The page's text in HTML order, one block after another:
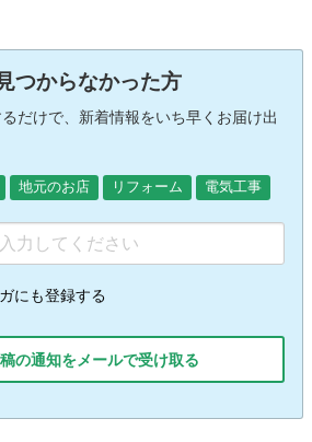
つからなかった方
だけで、新着情報をいち早くお届け出
地元のお店 リフォーム 電気工事
にも登録する
の通知をメールで受け取る